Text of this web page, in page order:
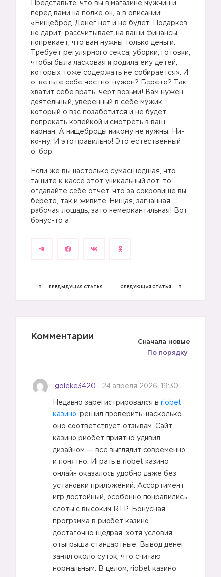
Представьте, что вы в магазине мужчин и
перед вами на полке он, а в описании:
«Нищеброд. Денег нет и не будет. Подарков
не дарит, рассчитывает на ваши финансы,
попрекает, что вам нужны только деньги.
Требует регулярного секса, уборки, готовки,
чтобы была ласковая и родила ему детей,
которых тоже содержать не собирается». И
ответьте себе честно: нужен? Берете? Так
хватит себе врать, черт возьми! Вам нужен
деятельный, уверенный в себе мужик,
который о вас позаботится и не будет
попрекать копейкой и смотреть в ваш
карман. А нищеброды никому не нужны. Ни-
ко-му. И это правильно! Это естественный
отбор.
Если же вы настолько сумасшедшая, что
тащите к кассе этот уникальный лот, то
отдавайте себе отчет, что за сокровище вы
берете, так и живите. Нищая, загнанная
рабочая лошадь, зато немеркантильная! Вот
бонус-то а
ПРЕДЫДУЩАЯ СТАТЬЯ СЛЕДУЮЩАЯ СТАТЬЯ
Комментарии
Сначала новые
По порядку
goleke3420 24 апреля 2026, 19:30
Недавно зарегистрировался в riobet
казино , решил проверить, насколько
оно соответствует отзывам. Сайт
казино риобет приятно удивил
дизайном — все выглядит современно
и понятно. Играть в riobet казино
онлайн оказалось удобно даже без
установки приложений. Ассортимент
игр достойный, особенно понравились
слоты с высоким RTP. Бонусная
программа в риобет казино
достаточно щедрая, хотя условия
отыгрыша стандартные. Вывод денег
занял около суток, что считаю
нормальным. В целом, riobet казино